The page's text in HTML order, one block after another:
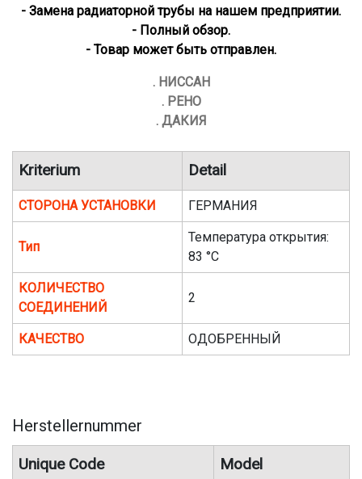
- Замена радиаторной трубы на нашем предприятии.
- Полный обзор.
- Товар может быть отправлен.
. НИССАН
. РЕНО
. ДАКИЯ
Kriterium Detail
СТОРОНА УСТАНОВКИ ГЕРМАНИЯ
Тип
Температура открытия:
83 °C
КОЛИЧЕСТВО
СОЕДИНЕНИЙ
2
КАЧЕСТВО ОДОБРЕННЫЙ
Herstellernummer
Unique Code Model